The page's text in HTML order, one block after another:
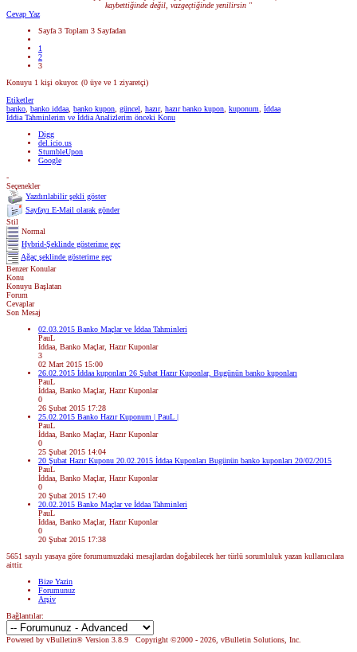
kaybettiğinde değil, vazgeçtiğinde yenilirsin "
Cevap Yaz
Sayfa 3 Toplam 3 Sayfadan
1
2
3
Konuyu 1 kişi okuyor. (0 üye ve 1 ziyaretçi)
Etiketler
banko banko iddaa banko kupon güncel hazır, hazır banko kupon kuponum
İddaa
İddia Tahminlerim ve İddia Analizlerim önceki Konu
Digg
del.icio.us
StumbleUpon
Google
-
Seçenekler
Yazdırılabilir şekli göster
Sayfayı E-Mail olarak gönder
Stil
Normal
Hybrid-Şeklinde gösterime geç
Ağaç şeklinde gösterime geç
Benzer Konular
Konu
Konuyu Başlatan
Forum
Cevaplar
Son Mesaj
02.03.2015 Banko Maçlar ve İddaa Tahminleri
PauL
İddaa, Banko Maçlar, Hazır Kuponlar
3
02 Mart 2015 15:00
26.02.2015 İddaa kuponları 26 Şubat Hazır Kuponlar, Bugünün banko kuponları
PauL
İddaa, Banko Maçlar, Hazır Kuponlar
0
26 Şubat 2015 17:28
25.02.2015 Banko Hazır Kuponum | PauL |
PauL
İddaa, Banko Maçlar, Hazır Kuponlar
0
25 Şubat 2015 14:04
20 Şubat Hazır Kuponu 20.02.2015 İddaa Kuponları Bugünün banko kuponları 20/02/2015
PauL
İddaa, Banko Maçlar, Hazır Kuponlar
0
20 Şubat 2015 17:40
20.02.2015 Banko Maçlar ve İddaa Tahminleri
PauL
İddaa, Banko Maçlar, Hazır Kuponlar
0
20 Şubat 2015 17:38
5651 sayılı yasaya göre forumumuzdaki mesajlardan doğabilecek her türlü sorumluluk yazan kullanıcılara
aittir.
Bize Yazin
Forumunuz
Arşiv
Bağlantılar:
Powered by vBulletin® Version 3.8.9 Copyright ©2000 - 2026, vBulletin Solutions, Inc.